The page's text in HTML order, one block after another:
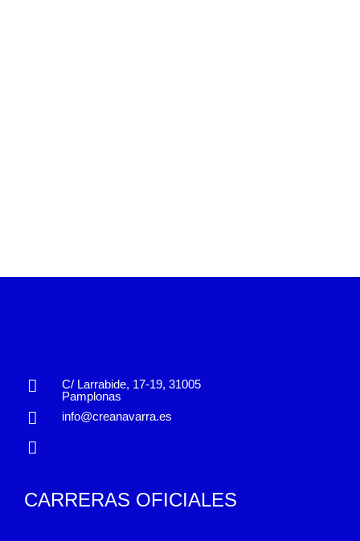
C/ Larrabide, 17-19, 31005
Pamplonas
info@creanavarra.es
CARRERAS OFICIALES